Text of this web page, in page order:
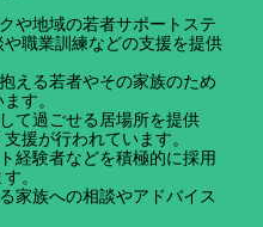
や地域の若者サポートステ
職業訓練などの支援を提供
える若者やその家族のため
す。
て過ごせる居場所を提供
援が行われています。
経験者などを積極的に採用
。
家族への相談やアドバイス